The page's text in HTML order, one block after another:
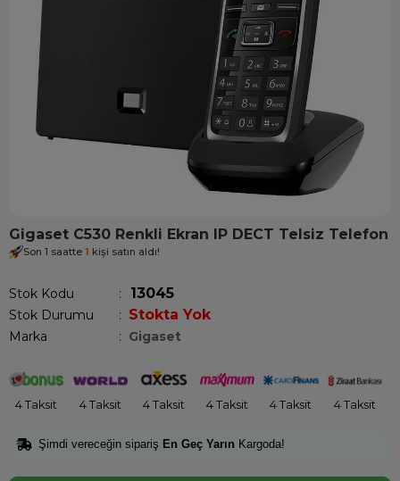
Gigaset C530 Renkli Ekran IP DECT Telsiz Telefon
Son 1 saatte 1 kişi satın aldı!
Stok Kodu 13045
Stok Durumu : Stokta Yok
Marka : Gigaset
4 Taksit 4 Taksit 4 Taksit 4 Taksit 4 Taksit 4 Taksit
Şimdi vereceğin sipariş En Geç Yarın Kargoda!